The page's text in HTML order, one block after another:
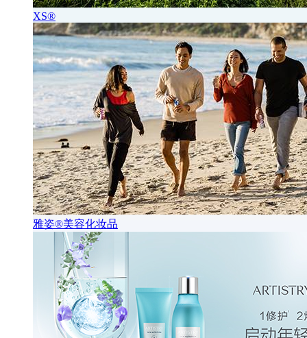
XS®
雅姿®美容化妆品